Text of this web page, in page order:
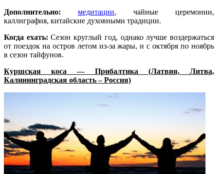
Дополнительно:
медитации, чайные церемонии,
каллиграфия, китайские духовными традиции.
Когда ехать: Сезон круглый год, однако лучше воздержаться
от поездок на остров летом из-за жары, и с октября по ноябрь
в сезон тайфунов.
Куршская коса — Прибалтика (Латвия, Литва,
Калининградская область – Россия)